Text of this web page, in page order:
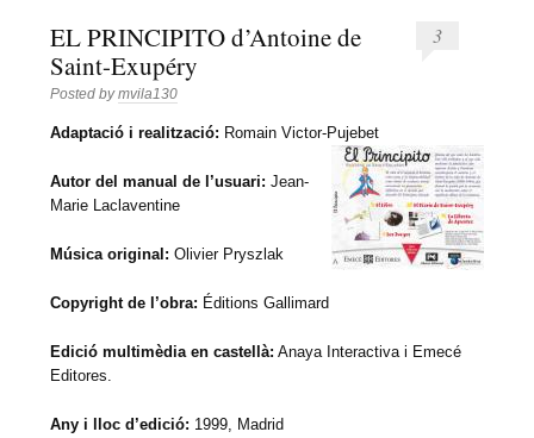
EL PRINCIPITO d’Antoine de
Saint-Exupéry
Posted bymvila130
3
Adaptació i realització: Romain Victor-Pujebet
Autor del manual de l’usuari: Jean-
Marie Laclaventine
Música original: Olivier Pryszlak
Copyright de l’obra: Éditions Gallimard
Edició multimèdia en castellà: Anaya Interactiva i Emecé
Editores.
Any i lloc d’edició: 1999, Madrid